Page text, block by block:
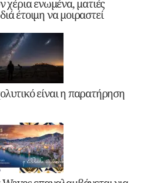
χέρια ενωμένα, ματιές
έτοιμη να μοιραστεί
είναι η παρατήρηση